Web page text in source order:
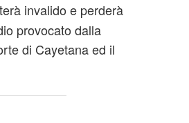
invalido e perderà
provocato dalla
di Cayetana ed il